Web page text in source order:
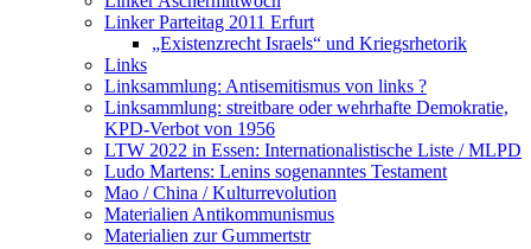
Linker Parteitag 2011 Erfurt
„Existenzrecht Israels“ und Kriegsrhetorik
Links
Linksammlung: Antisemitismus von links ?
Linksammlung: streitbare oder wehrhafte Demokratie,
KPD-Verbot von 1956
LTW 2022 in Essen: Internationalistische Liste / MLPD
Ludo Martens: Lenins sogenanntes Testament
Mao / China / Kulturrevolution
Materialien Antikommunismus
Materialien zur Gummertstr